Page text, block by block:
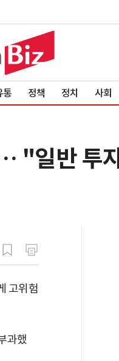
통 정책 정치 사회
"일반 투
고위험
과했